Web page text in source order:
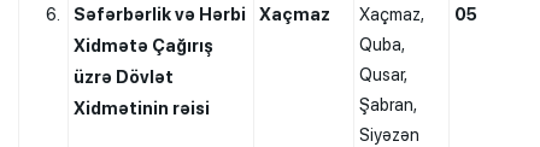
Səfərbərlik və Hərbi
Xidmətə Çağırış
üzrə Dövlət
Xidmətinin rəisi
Xaçmaz
Xaçmaz,
Quba,
Qusar,
Şabran,
Siyəzən
05